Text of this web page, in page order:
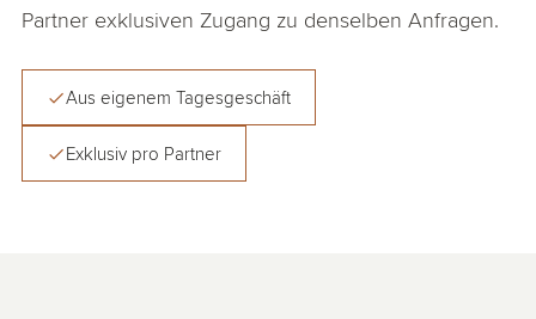
Partner exklusiven Zugang zu denselben Anfragen.
Aus eigenem Tagesgeschäft
Exklusiv pro Partner